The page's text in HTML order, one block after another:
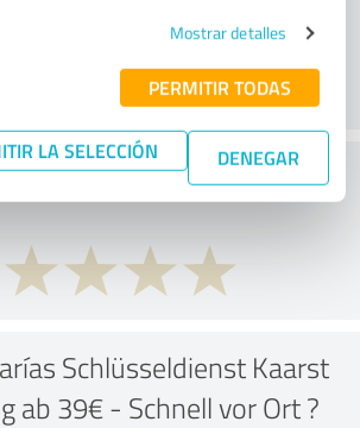
Mostrar detalles
PERMITIR TODAS
LA SELECCIÓN DENEGAR
la relación calidad-precio?
Schlüsseldienst Kaarst
ab 39€ - Schnell vor Ort ?